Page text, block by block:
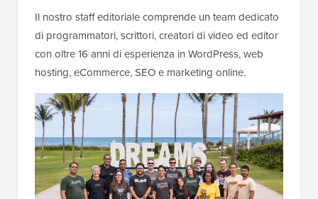
Il nostro staff editoriale comprende un team dedicato
di programmatori, scrittori, creatori di video ed editor
con oltre 16 anni di esperienza in WordPress, web
hosting, eCommerce, SEO e marketing online.